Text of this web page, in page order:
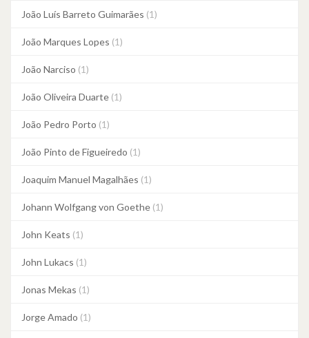
João Luís Barreto Guimarães (1)
João Marques Lopes (1)
João Narciso (1)
João Oliveira Duarte (1)
João Pedro Porto (1)
João Pinto de Figueiredo (1)
Joaquim Manuel Magalhães (1)
Johann Wolfgang von Goethe (1)
John Keats (1)
John Lukacs (1)
Jonas Mekas (1)
Jorge Amado (1)